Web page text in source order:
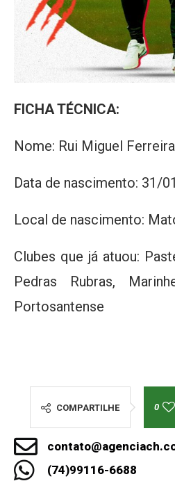
FICHA TÉCNICA:
Nome: Rui Miguel
Data de nascimento: 31/
Local de nascimento:
Clubes que já atuou:
Pedras Rubras,
Portosantense
COMPARTILHE 0
(74)99116-6688